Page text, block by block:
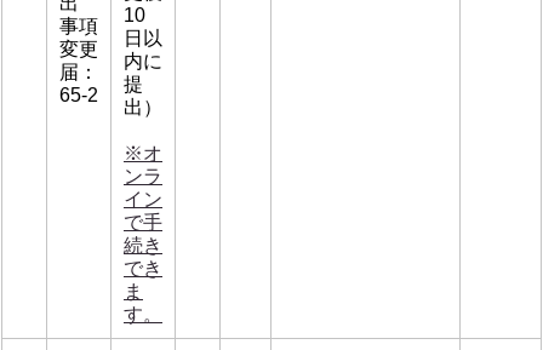
事項
変更
届：
65-2
10
日以
内に
提
出）
※オ
ンラ
イン
で手
続き
でき
ま
す。